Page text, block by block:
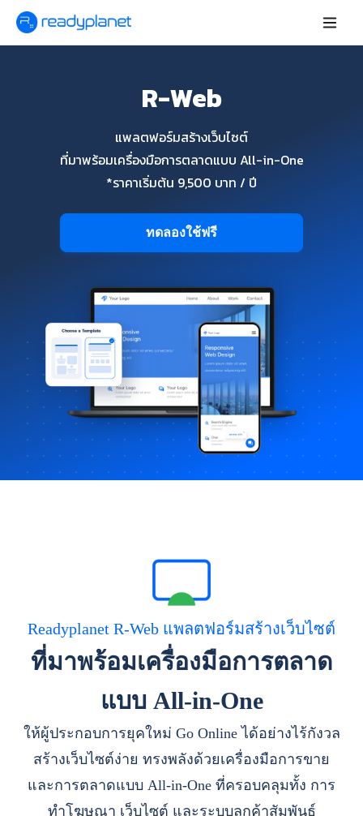
R-Web
แพลตฟอร์มสร้างเว็บไซต์
ที่มาพร้อมเครื่องมือการตลาดแบบ All-in-One
*ราคาเริ่มต้น 9,500 บาท / ปี
ทดลองใช้ฟรี
Readyplanet R-Web แพลตฟอร์มสร้างเว็บไซต์
ที่มาพร้อมเครื่องมือการตลาด
แบบ All-in-One
ให้ผู้ประกอบการยุคใหม่ Go Online ได้อย่างไร้กังวล
สร้างเว็บไซต์ง่าย ทรงพลังด้วยเครื่องมือการขาย
และการตลาดแบบ All-in-One ที่ครอบคลุมทั้ง การ
ทำโฆษณา เว็บไซต์ และระบบลูกค้าสัมพันธ์